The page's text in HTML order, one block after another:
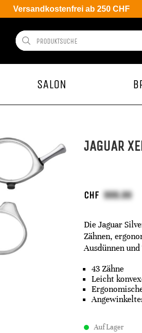
Versandkostenfrei ab 250 CHF
SALON
JAGUAR
CHF
Die Jaguar
Zähnen,
Ausdünnen
43 Zähne
Leicht
Auf Lager